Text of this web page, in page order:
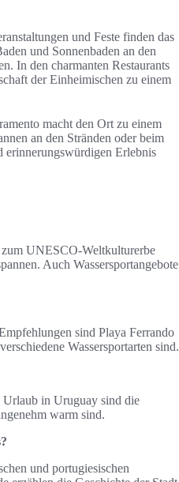
und Feste finden das
und Sonnenbaden an den
In den charmanten Restaurants
der Einheimischen zu einem
macht den Ort zu einem
an den Stränden oder beim
erinnerungswürdigen Erlebnis
zum UNESCO-Weltkulturerbe
Auch Wassersportangebote
sind Playa Ferrando
Wassersportarten sind.
Urlaub in Uruguay sind die
warm sind.
und portugiesischen